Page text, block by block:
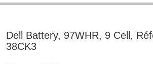
Dell Battery, 97WHR, 9 Cell,
38CK3